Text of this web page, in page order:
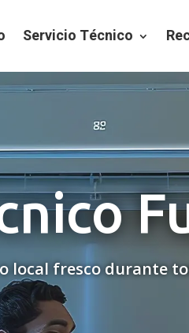
Servicio Técnico
local fresco durante